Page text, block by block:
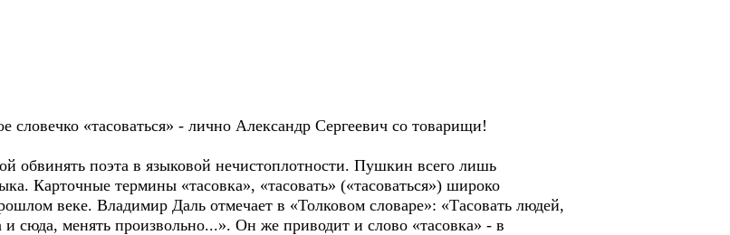
словечко «тасоваться» - лично Александр Сергеевич со товарищи!
обвинять поэта в языковой нечистоплотности. Пушкин всего лишь
Карточные термины «тасовка», «тасовать» («тасоваться») широко
веке. Владимир Даль отмечает в «Толковом словаре»: «Тасовать людей,
сюда, менять произвольно...». Он же приводит и слово «тасовка» - в